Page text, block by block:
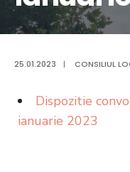
25.01.2023 | CONSILIUL
Dispozitie
ianuarie 2023